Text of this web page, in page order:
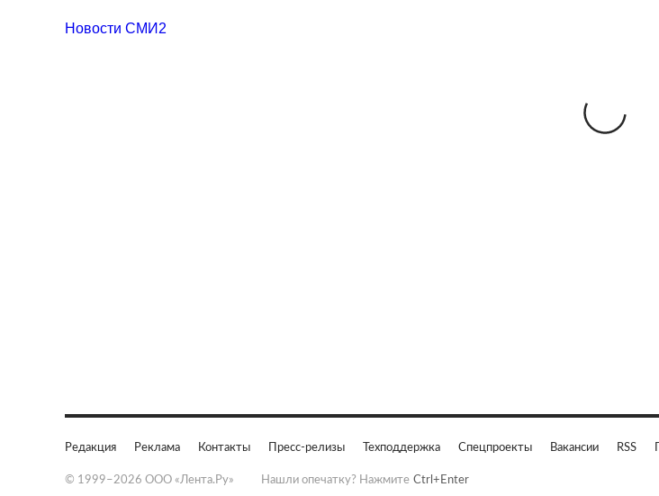
Новости СМИ2
Редакция Реклама Контакты Пресс-релизы Техподдержка Спецпроекты Вакансии RSS
© 1999–2026 ООО «Лента.Ру» Нашли опечатку? Нажмите Ctrl+Enter